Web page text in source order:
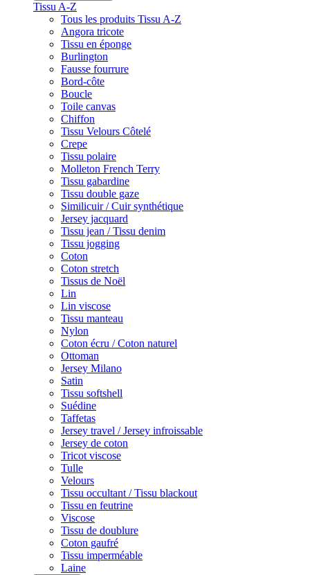
Tissu A-Z
Tous les produits Tissu A-Z
Angora tricote
Tissu en éponge
Burlington
Fausse fourrure
Bord-côte
Boucle
Toile canvas
Chiffon
Tissu Velours Côtelé
Crepe
Tissu polaire
Molleton French Terry
Tissu gabardine
Tissu double gaze
Similicuir / Cuir synthétique
Jersey jacquard
Tissu jean / Tissu denim
Tissu jogging
Coton
Coton stretch
Tissus de Noël
Lin
Lin viscose
Tissu manteau
Nylon
Coton écru / Coton naturel
Ottoman
Jersey Milano
Satin
Tissu softshell
Suédine
Taffetas
Jersey travel / Jersey infroissable
Jersey de coton
Tricot viscose
Tulle
Velours
Tissu occultant / Tissu blackout
Tissu en feutrine
Viscose
Tissu de doublure
Coton gaufré
Tissu imperméable
Laine